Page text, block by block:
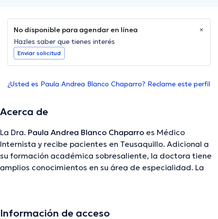
No disponible para agendar en línea
Hazles saber que tienes interés
Enviar solicitud
¿Usted es Paula Andrea Blanco Chaparro? Reclame este perfil
Acerca de
La Dra. Paula Andrea Blanco Chaparro es Médico
Internista y recibe pacientes en Teusaquillo. Adicional a
su formación académica sobresaliente, la doctora tiene
amplios conocimientos en su área de especialidad. La
asociaciones médicas. Paula Andrea Blanco Chaparro ha
Información de acceso